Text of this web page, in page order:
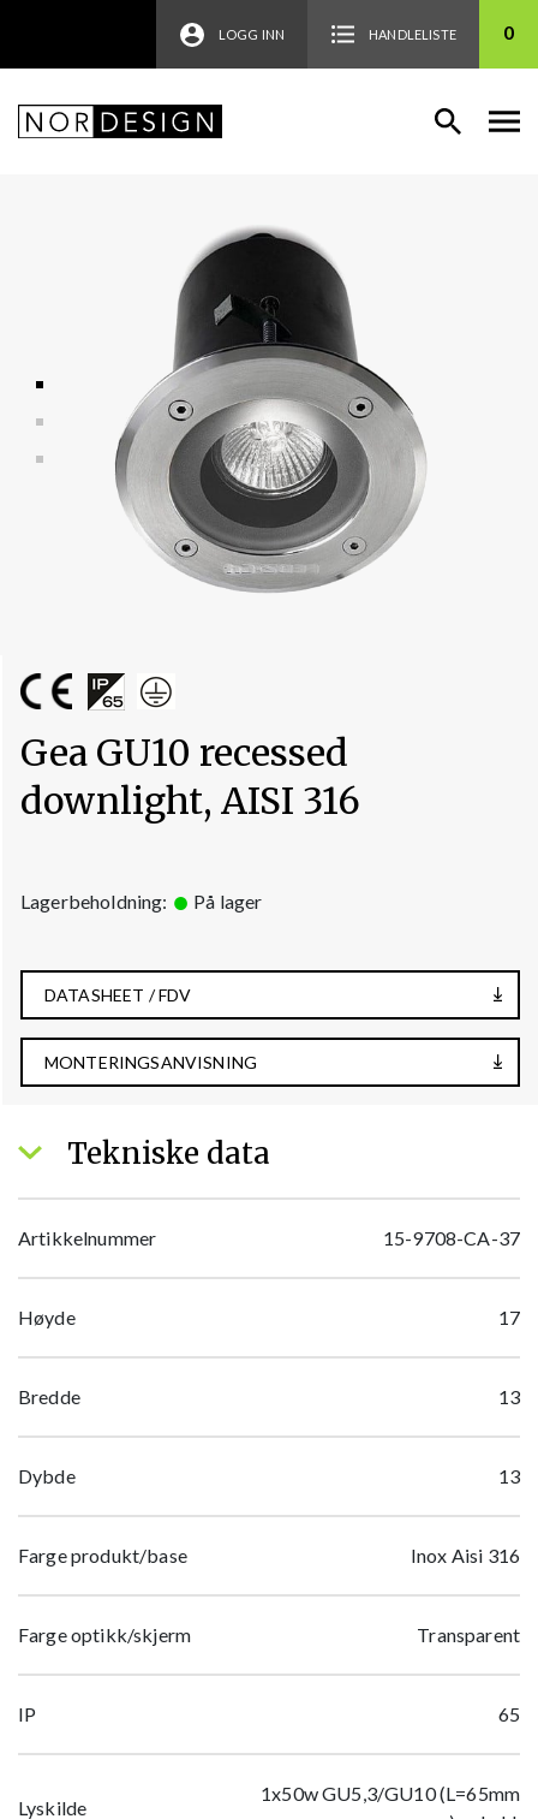
LOGG INN HANDLELISTE 0
Gea GU10 recessed
downlight, AISI 316
Lagerbeholdning: På lager
DATASHEET / FDV
MONTERINGSANVISNING
Tekniske data
Artikkelnummer 15-9708-CA-37
Høyde 17
Bredde 13
Dybde 13
Farge produkt/base Inox Aisi 316
Farge optikk/skjerm Transparent
IP 65
Lyskilde
1x50w GU5,3/GU10 (L=65mm